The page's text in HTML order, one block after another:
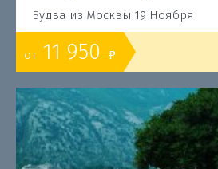
Будва из Москвы 19 Ноября
от 11 950 o